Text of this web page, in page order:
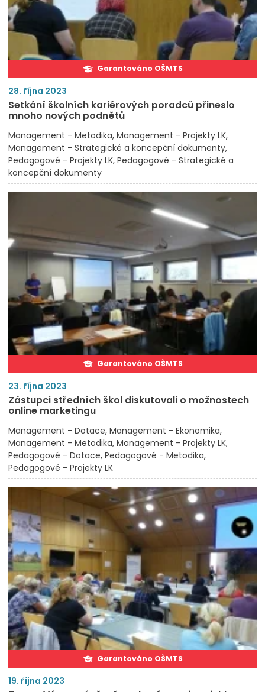
Garantováno OŠMTS
28. října 2023
Setkání školních kariérových poradců přineslo
mnoho nových podnětů
Management - Metodika Management - Projekty LK
Management - Strategické a koncepční dokumenty
Pedagogové - Projekty LK Pedagogové - Strategické a
koncepční dokumenty
Garantováno OŠMTS
23. října 2023
Zástupci středních škol diskutovali o možnostech
online marketingu
Management - Dotace Management - Ekonomika
Management - Metodika Management - Projekty LK
Pedagogové - Dotace Pedagogové - Metodika
Pedagogové - Projekty LK
Garantováno OŠMTS
19. října 2023